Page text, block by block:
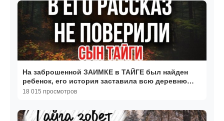
На заброшенной ЗАИМКЕ в ТАЙГЕ был найден
ребенок, его история заставила всю деревню
рыдать
18 015 просмотров